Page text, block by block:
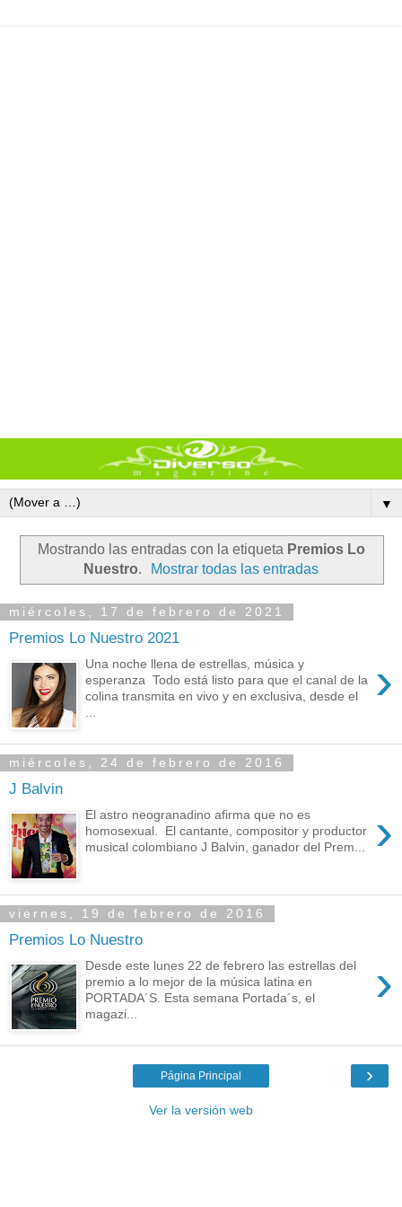
▼
Mostrando las entradas con la etiqueta Premios Lo
Nuestro. Mostrar todas las entradas
miércoles, 17 de febrero de 2021
Premios Lo Nuestro 2021
›
Una noche llena de estrellas, música y
esperanza Todo está listo para que el canal de la
colina transmita en vivo y en exclusiva, desde el
miércoles, 24 de febrero de 2016
J Balvin
›
El astro neogranadino afirma que no es
homosexual. El cantante, compositor y productor
musical colombiano J Balvin, ganador del Prem...
viernes, 19 de febrero de 2016
Premios Lo Nuestro
›
Desde este lunes 22 de febrero las estrellas del
premio a lo mejor de la música latina en
PORTADA´S. Esta semana Portada´s, el
magazi...
›
Página Principal
Ver la versión web